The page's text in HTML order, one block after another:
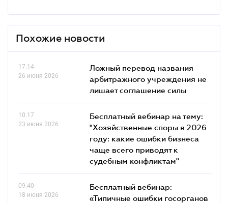
Похожие новости
17.14
26 июня 2026
Ложный перевод названия
арбитражного учреждения не
лишает соглашение силы
10.17
23 июня 2026
Бесплатный вебинар на тему:
"Хозяйственные споры в 2026
году: какие ошибки бизнеса
чаще всего приводят к
судебным конфликтам"
09.40
18 июня 2026
Бесплатный вебинар:
«Типичные ошибки госорганов